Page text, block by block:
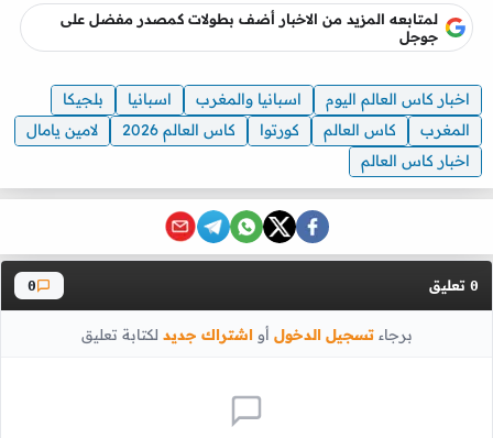
لمتابعه المزيد من الاخبار أضف بطولات كمصدر مفضل على
جوجل
اخبار كاس العالم اليوم اسبانيا والمغرب اسبانيا
بلجيكا
المغرب
كاس العالم كورتوا كاس العالم 2026
لامين يامال
اخبار كاس العالم
0 تعليق 0
برجاءتسجيل الدخول أواشتراك جديد لكتابة تعليق